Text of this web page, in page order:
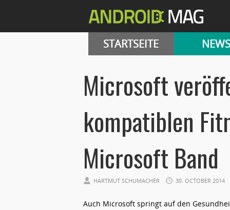
STARTSEITE NEWS
Microsoft
kompatiblen
Microsoft Band
HARTMUT SCHUMACHER 30. OCTOBER 2014
Auch Microsoft springt auf den